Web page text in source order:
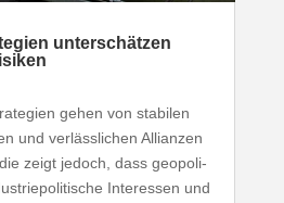
unter­schätzen
gehen von stabilen
und verläss­lichen Allianzen
zeigt jedoch, dass geopo­li­
Inter­essen und